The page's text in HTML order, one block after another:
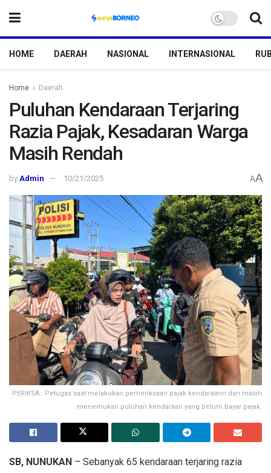
HOME DAERAH NASIONAL INTERNASIONAL
Home Daerah
Puluhan Kendaraan Terjaring
Razia Pajak, Kesadaran Warga
Masih Rendah
by Admin 10/21/2025 AA
PERIKSA : Petugas saat melakukan pemeriksaan pajak kendaraann dan masih
menemukan puluhan kendaraan yang belum bayar pajak.
SB, NUNUKAN – Sebanyak 65 kendaraan terjaring razia